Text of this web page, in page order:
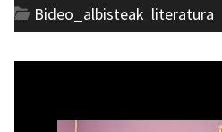
Bideo_albisteak literatura